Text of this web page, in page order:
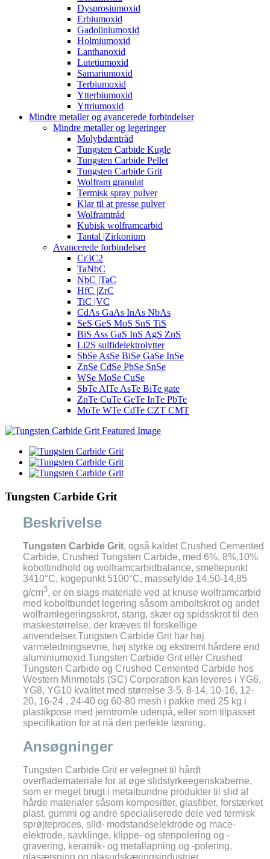
Dysprosiumoxid
Erbiumoxid
Gadoliniumoxid
Holmiumoxid
Lanthanoxid
Lutetiumoxid
Samariumoxid
Terbiumoxid
Ytterbiumoxid
Yttriumoxid
Mindre metaller og avancerede forbindelser
Mindre metaller og legeringer
Molybdæntråd
Tungsten Carbide Kugle
Tungsten Carbide Pellet
Tungsten Carbide Grit
Wolfram granulat
Termisk spray pulver
Klar til at presse pulver
Wolframtråd
Kubisk wolframcarbid
Tantal |Zirkonium
Avancerede forbindelser
Cr3C2
TaNbC
NbC |TaC
HfC |ZrC
TiC |VC
CdAs GaAs InAs NbAs
SeS GeS MoS SnS TiS
BiS Ass GaS InS AgS ZnS
Li2S sulfidelektrolytter
SbSe AsSe BiSe GaSe InSe
ZnSe CdSe PbSe SnSe
WSe MoSe CuSe
SbTe AlTe AsTe BiTe gate
ZnTe CuTe GeTe InTe PbTe
MoTe WTe CdTe CZT CMT
Tungsten Carbide Grit
Beskrivelse
Tungsten Carbide Grit, også kaldet Crushed Cemented
Carbide, Crushed Tungsten Carbide, med 6%, 8%,10%
koboltindhold og wolframcarbidbalance, smeltepunkt
3410°C, kogepunkt 5100°C, massefylde 14,50-14,85
g/cm3, er en slags materiale ved at knuse wolframcarbid
med koboltbundet legering såsom amboltskrot og andet
wolframlegeringsskrot, stang, skær og spidsskrot til den
maskestørrelse, der kræves til forskellige
anvendelser.Tungsten Carbide Grit har høj
varmeledningsevne, høj styrke og ekstremt hårdere end
aluminiumoxid.Tungsten Carbide Grit eller Crushed
Tungsten Carbide og Crushed Cemented Carbide hos
Western Minmetals (SC) Corporation kan leveres i YG6,
YG8, YG10 kvalitet med størrelse 3-5, 8-14, 10-16, 12-
20, 16-24 , 24-40 og 60-80 mesh i pakke med 25 kg i
plastikpose med jerntromle udenpå, eller som tilpasset
specifikation for at nå den perfekte løsning.
Ansøgninger
Tungsten Carbide Grit er velegnet til hårdt
overflademateriale for at øge slidstyrkeegenskaberne,
som er meget brugt i metalbundne produkter til slid af
hårde materialer såsom kompositter, glasfiber, forstærket
plast, gummi og andre specialiserede dele ved termisk
sprøjteproces, slid- modstandselektrode og mace-
elektrode, savklinge, klippe- og stenpolering og -
gravering, keramik- og metallapning og -polering,
glasætsning og glasudskæringsindustrier.